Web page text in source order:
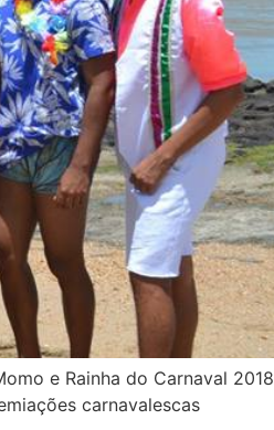
e Rainha do Carnaval 2018
carnavalescas